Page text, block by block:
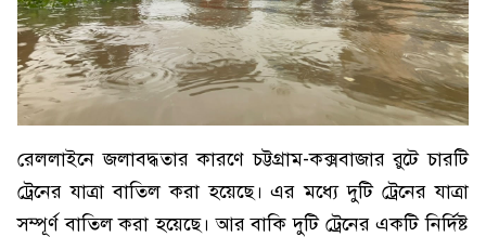
রেললাইনে জলাবদ্ধতার কারণে চট্টগ্রাম-কক্সবাজার রুটে চারটি
ট্রেনের যাত্রা বাতিল করা হয়েছে। এর মধ্যে দুটি ট্রেনের যাত্রা
সম্পূর্ণ বাতিল করা হয়েছে। আর বাকি দুটি ট্রেনের একটি নির্দিষ্ট